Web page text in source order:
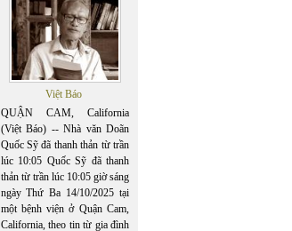
Việt Báo
QUẬN CAM, California
(Việt Báo) -- Nhà văn Doãn
Quốc Sỹ đã thanh thản từ trần
lúc 10:05 Quốc Sỹ đã thanh
thản từ trần lúc 10:05 giờ sáng
ngày Thứ Ba 14/10/2025 tại
một bệnh viện ở Quận Cam,
California, theo tin từ gia đình